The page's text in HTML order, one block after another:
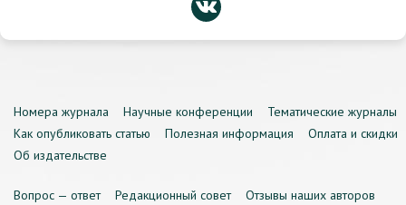
Номера журнала Научные конференции
Тематические журналы
Как опубликовать статью
Полезная информация
Оплата и скидки
Об издательстве
Вопрос — ответ Редакционный совет Отзывы наших авторов